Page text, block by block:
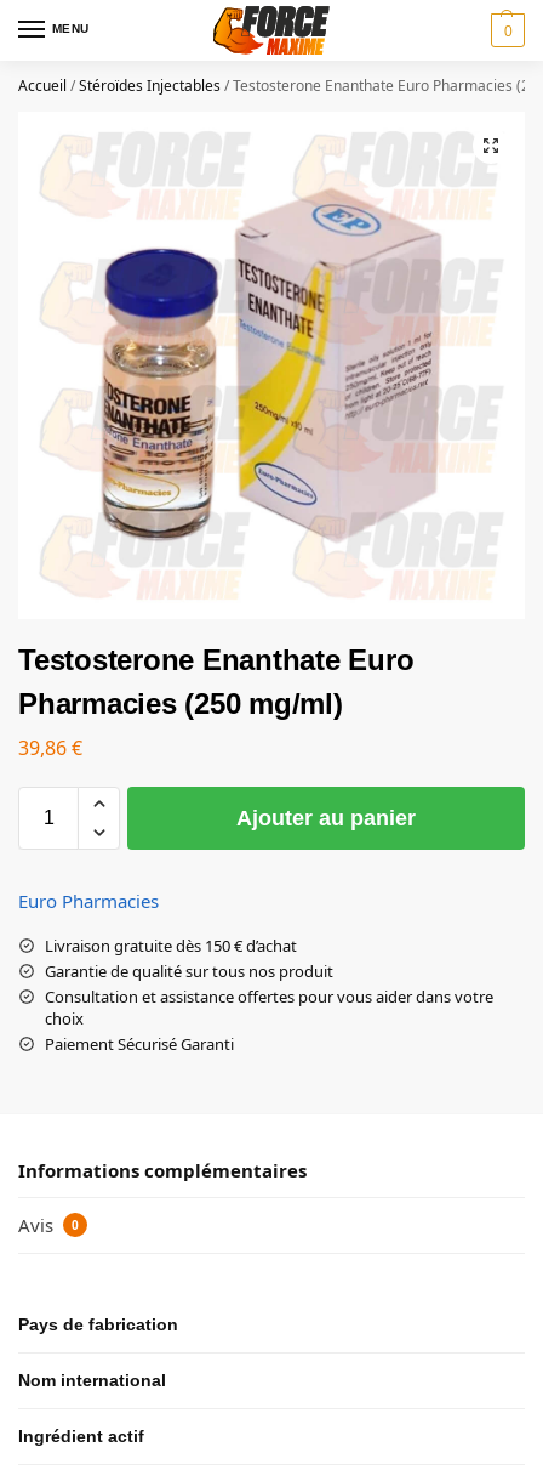
MENU 0
Accueil /Stéroïdes Injectables/Testosterone Enanthate Euro Pharmacies
Testosterone Enanthate Euro
Pharmacies (250 mg/ml)
39,86€
Ajouter au panier
Euro Pharmacies
Livraison gratuite dès 150 € d’achat
Garantie de qualité sur tous nos produit
Consultation et assistance offertes pour vous aider dans votre
choix
Paiement Sécurisé Garanti
Informations complémentaires
Avis 0
Pays de fabrication
Nom international
Ingrédient actif